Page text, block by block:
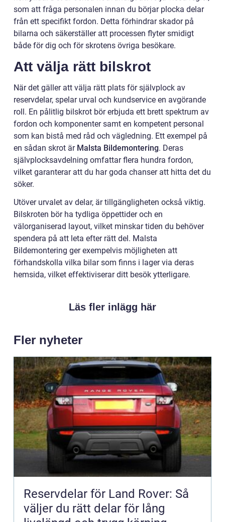
som att fråga personalen innan du börjar plocka delar
från ett specifikt fordon. Detta förhindrar skador på
bilarna och säkerställer att processen flyter smidigt
både för dig och för skrotens övriga besökare.
Att välja rätt bilskrot
När det gäller att välja rätt plats för självplock av
reservdelar, spelar urval och kundservice en avgörande
roll. En pålitlig bilskrot bör erbjuda ett brett spektrum av
fordon och komponenter samt en kompetent personal
som kan bistå med råd och vägledning. Ett exempel på
en sådan skrot är Malsta Bildemontering. Deras
självplocksavdelning omfattar flera hundra fordon,
vilket garanterar att du har goda chanser att hitta det du
söker.
Utöver urvalet av delar, är tillgängligheten också viktig.
Bilskroten bör ha tydliga öppettider och en
välorganiserad layout, vilket minskar tiden du behöver
spendera på att leta efter rätt del. Malsta
Bildemontering ger exempelvis möjligheten att
förhandskolla vilka bilar som finns i lager via deras
hemsida, vilket effektiviserar ditt besök ytterligare.
Läs fler inlägg här
Fler nyheter
Reservdelar för Land Rover: Så
väljer du rätt delar för lång